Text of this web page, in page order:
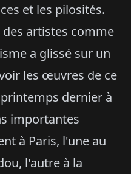
et les pilosités.
des artistes comme
a glissé sur un
les œuvres de ce
dernier à
importantes
à Paris, l'une au
l'autre à la